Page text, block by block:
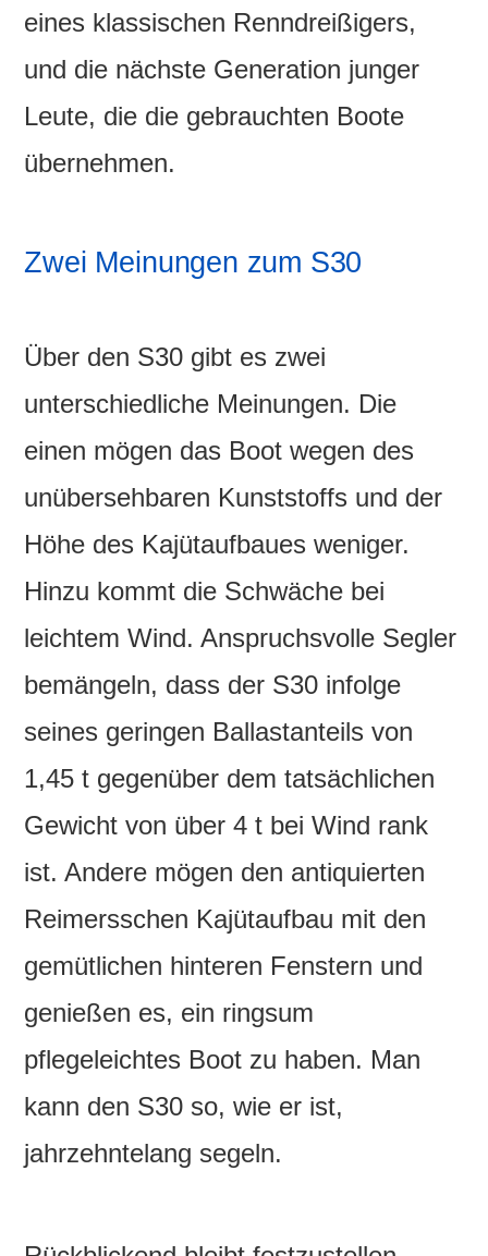
eines klassischen Renndreißigers,
und die nächste Generation junger
Leute, die die gebrauchten Boote
übernehmen.
Zwei Meinungen zum S30
Über den S30 gibt es zwei
unterschiedliche Meinungen. Die
einen mögen das Boot wegen des
unübersehbaren Kunststoffs und der
Höhe des Kajütaufbaues weniger.
Hinzu kommt die Schwäche bei
leichtem Wind. Anspruchsvolle Segler
bemängeln, dass der S30 infolge
seines geringen Ballastanteils von
1,45 t gegenüber dem tatsächlichen
Gewicht von über 4 t bei Wind rank
ist. Andere mögen den antiquierten
Reimersschen Kajütaufbau mit den
gemütlichen hinteren Fenstern und
genießen es, ein ringsum
pflegeleichtes Boot zu haben. Man
kann den S30 so, wie er ist,
jahrzehntelang segeln.